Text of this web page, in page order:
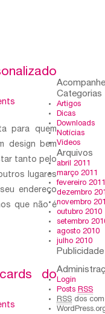
Acompanhe
Categorias
Artigos
Dicas
Downloads
Notícias
Vídeos
Arquivos
abril 2011
março 2011
fevereiro 2011
dezembro
novembro
outubro 2010
setembro
agosto 2010
julho 2010
Publicidade
Login
Posts RSS
RSS dos
para quem
design bem
tanto pelo
lugares
endereço
que não é
do